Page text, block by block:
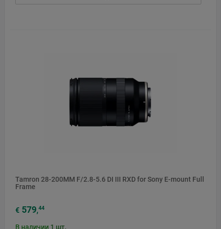
Tamron 28-200MM F/2.8-5.6 DI III RXD for Sony E-mount Full
Frame
€ 579,44
В наличии 1 шт.